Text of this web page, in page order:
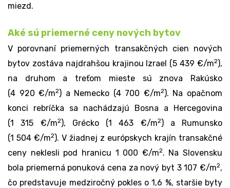
miezd.
Aké sú priemerné ceny nových bytov
V porovnaní priemerných transakčných cien nových
bytov zostáva najdrahšou krajinou Izrael (5 439 €/m2),
na druhom a treťom mieste sú znova Rakúsko
(4 920 €/m2) a Nemecko (4 700 €/m2). Na opačnom
konci rebríčka sa nachádzajú Bosna a Hercegovina
(1 315 €/m2), Grécko (1 463 €/m2) a Rumunsko
(1 504 €/m2). V žiadnej z európskych krajín transakčné
ceny neklesli pod hranicu 1 000 €/m2. Na Slovensku
bola priemerná ponuková cena za nový byt 3 107 €/m2,
čo predstavuje medziročný pokles o 1,6 %, staršie byty